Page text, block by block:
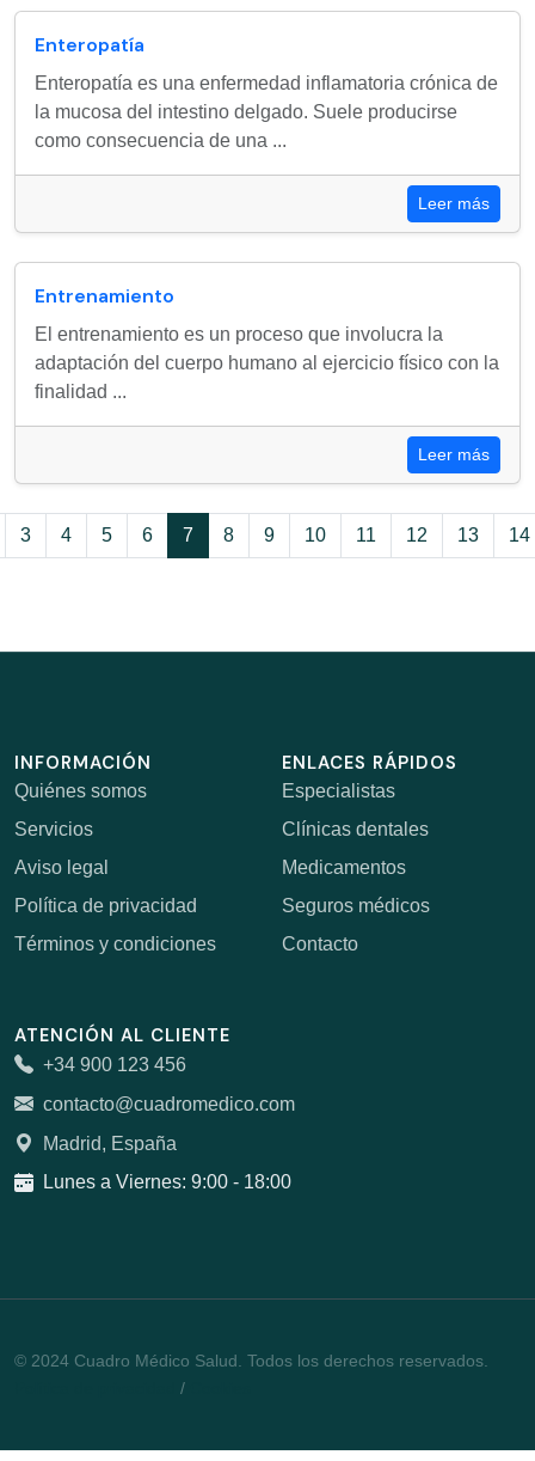
Enteropatía
Enteropatía es una enfermedad inflamatoria crónica de
la mucosa del intestino delgado. Suele producirse
como consecuencia de una ...
Leer más
Entrenamiento
El entrenamiento es un proceso que involucra la
adaptación del cuerpo humano al ejercicio físico con la
finalidad ...
Leer más
3 4 5 6 7 8 9 10 11 12 13 14
INFORMACIÓN
Quiénes somos
Servicios
Aviso legal
Política de privacidad
Términos y condiciones
ENLACES RÁPIDOS
Especialistas
Clínicas dentales
Medicamentos
Seguros médicos
Contacto
ATENCIÓN AL CLIENTE
+34 900 123 456
contacto@cuadromedico.com
Madrid, España
Lunes a Viernes: 9:00 - 18:00
© 2024 Cuadro Médico Salud. Todos los derechos reservados.
/